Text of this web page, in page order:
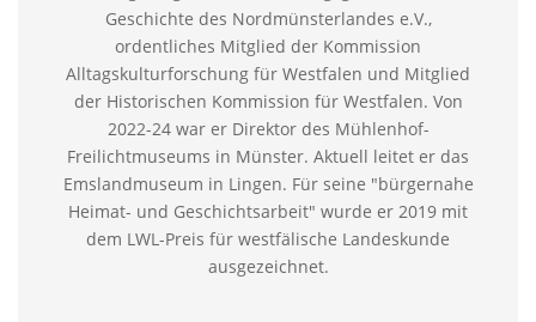
Geschichte des Nordmünsterlandes e.V.,
ordentliches Mitglied der Kommission
Alltagskulturforschung für Westfalen und Mitglied
der Historischen Kommission für Westfalen. Von
2022-24 war er Direktor des Mühlenhof-
Freilichtmuseums in Münster. Aktuell leitet er das
Emslandmuseum in Lingen. Für seine "bürgernahe
Heimat- und Geschichtsarbeit" wurde er 2019 mit
dem LWL-Preis für westfälische Landeskunde
ausgezeichnet.